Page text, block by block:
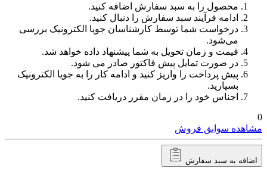
محصول را به سبد سفارش اضافه کنید.
ادامه فرآیند سبد سفارش را دنبال کنید.
درخواست شما توسط کارشناسان جویا الکترونیک بررسی
می‌شود.
قیمت و زمان تحویل به شما پیشنهاد داده خواهد شد.
در صورت تمایل پیش فاکتور صادر می شود.
پیش پرداخت را واریز کنید و ادامه کار را به جویا الکترونیک
بسپارید.
اجناس خود را در زمان مقرر دریافت کنید.
0
مشاهده سوابق فروش
اضافه به سبد سفارش